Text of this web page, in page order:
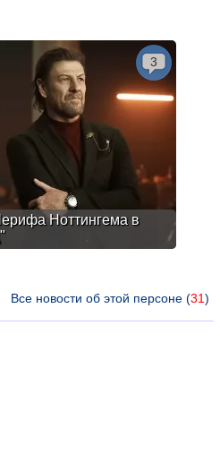
Ноттингема в
3
Все новости об этой персоне (31)